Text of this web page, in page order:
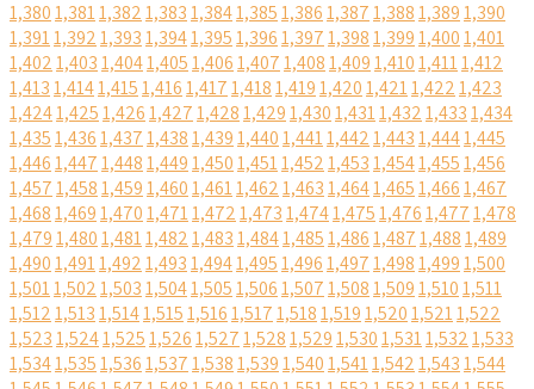
1,3801,3811,3821,3831,3841,3851,3861,3871,3881,3891,390
1,3911,3921,3931,3941,3951,3961,3971,3981,3991,4001,401
1,4021,4031,4041,4051,4061,4071,4081,4091,4101,4111,412
1,4131,4141,4151,4161,4171,4181,4191,4201,4211,4221,423
1,4241,4251,4261,4271,4281,4291,4301,4311,4321,4331,434
1,4351,4361,4371,4381,4391,4401,4411,4421,4431,4441,445
1,4461,4471,4481,4491,4501,4511,4521,4531,4541,4551,456
1,4571,4581,4591,4601,4611,4621,4631,4641,4651,4661,467
1,4681,4691,4701,4711,4721,4731,4741,4751,4761,4771,478
1,4791,4801,4811,4821,4831,4841,4851,4861,4871,4881,489
1,4901,4911,4921,4931,4941,4951,4961,4971,4981,4991,500
1,5011,5021,5031,5041,5051,5061,5071,5081,5091,5101,511
1,5121,5131,5141,5151,5161,5171,5181,5191,5201,5211,522
1,5231,5241,5251,5261,5271,5281,5291,5301,5311,5321,533
1,5341,5351,5361,5371,5381,5391,5401,5411,5421,5431,544